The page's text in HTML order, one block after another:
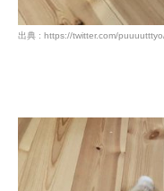
出典 : https://twitter.com/